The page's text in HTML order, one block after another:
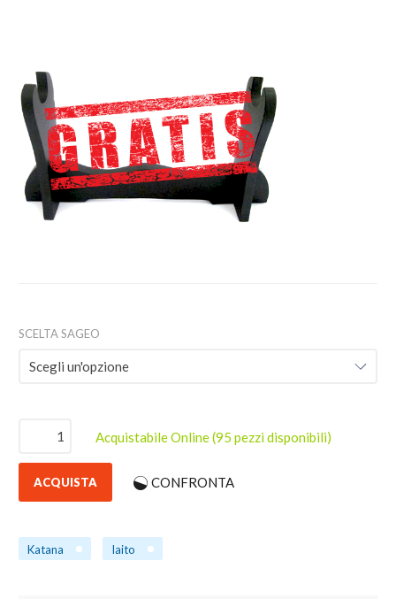
SCELTA SAGEO
Acquistabile Online(95 pezzi disponibili)
ACQUISTA CONFRONTA
Katana Iaito